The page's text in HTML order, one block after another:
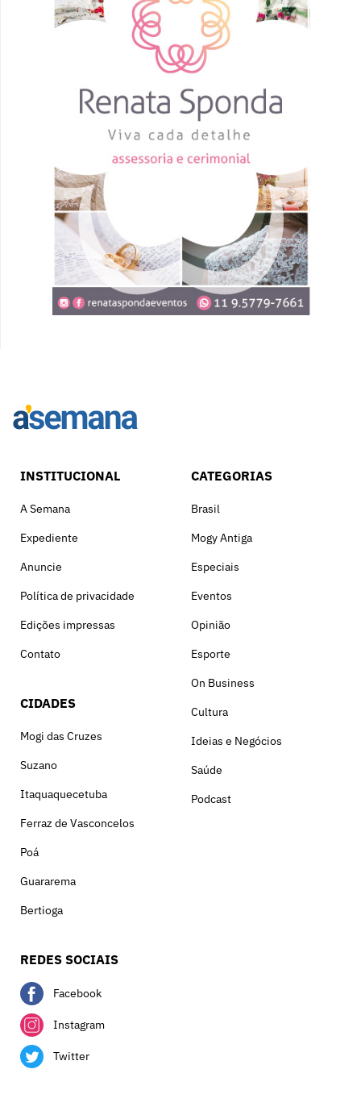
INSTITUCIONAL
A Semana
Expediente
Anuncie
Política de privacidade
Edições impressas
Contato
CIDADES
Mogi das Cruzes
Suzano
Itaquaquecetuba
Ferraz de Vasconcelos
Poá
Guararema
Bertioga
CATEGORIAS
Brasil
Mogy Antiga
Especiais
Eventos
Opinião
Esporte
On Business
Cultura
Ideias e Negócios
Saúde
Podcast
REDES SOCIAIS
Facebook
Instagram
Twitter